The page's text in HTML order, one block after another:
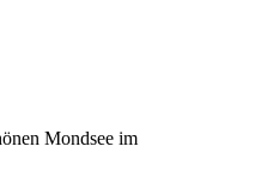
Mondsee im